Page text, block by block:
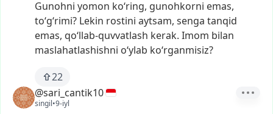
Gunohni yomon koʻring, gunohkorni emas,
toʻgʻrimi? Lekin rostini aytsam, senga tanqid
emas, qoʻllab-quvvatlash kerak. Imom bilan
maslahatlashishni oʻylab koʻrganmisiz?
22
@sari_cantik10
singil•9-iyl